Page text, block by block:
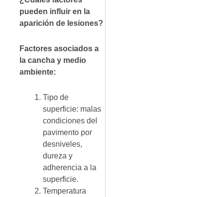
pueden influir en la
aparición de lesiones?
Factores asociados a
la cancha y medio
ambiente:
Tipo de
superficie: malas
condiciones del
pavimento por
desniveles,
dureza y
adherencia a la
superficie.
Temperatura